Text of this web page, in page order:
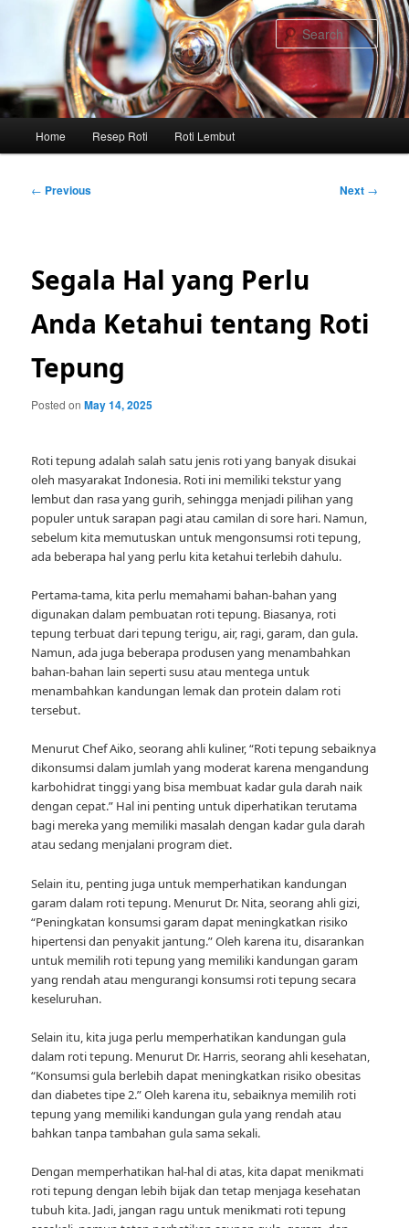
Home Resep Roti Roti Lembut
Post
← Previous Next →
Segala Hal yang Perlu
Anda Ketahui tentang Roti
Tepung
Posted onMay 14, 2025
Roti tepung adalah salah satu jenis roti yang banyak disukai
oleh masyarakat Indonesia. Roti ini memiliki tekstur yang
lembut dan rasa yang gurih, sehingga menjadi pilihan yang
populer untuk sarapan pagi atau camilan di sore hari. Namun,
sebelum kita memutuskan untuk mengonsumsi roti tepung,
ada beberapa hal yang perlu kita ketahui terlebih dahulu.
Pertama-tama, kita perlu memahami bahan-bahan yang
digunakan dalam pembuatan roti tepung. Biasanya, roti
tepung terbuat dari tepung terigu, air, ragi, garam, dan gula.
Namun, ada juga beberapa produsen yang menambahkan
bahan-bahan lain seperti susu atau mentega untuk
menambahkan kandungan lemak dan protein dalam roti
tersebut.
Menurut Chef Aiko, seorang ahli kuliner, “Roti tepung sebaiknya
dikonsumsi dalam jumlah yang moderat karena mengandung
karbohidrat tinggi yang bisa membuat kadar gula darah naik
dengan cepat.” Hal ini penting untuk diperhatikan terutama
bagi mereka yang memiliki masalah dengan kadar gula darah
atau sedang menjalani program diet.
Selain itu, penting juga untuk memperhatikan kandungan
garam dalam roti tepung. Menurut Dr. Nita, seorang ahli gizi,
“Peningkatan konsumsi garam dapat meningkatkan risiko
hipertensi dan penyakit jantung.” Oleh karena itu, disarankan
untuk memilih roti tepung yang memiliki kandungan garam
yang rendah atau mengurangi konsumsi roti tepung secara
keseluruhan.
Selain itu, kita juga perlu memperhatikan kandungan gula
dalam roti tepung. Menurut Dr. Harris, seorang ahli kesehatan,
“Konsumsi gula berlebih dapat meningkatkan risiko obesitas
dan diabetes tipe 2.” Oleh karena itu, sebaiknya memilih roti
tepung yang memiliki kandungan gula yang rendah atau
bahkan tanpa tambahan gula sama sekali.
Dengan memperhatikan hal-hal di atas, kita dapat menikmati
roti tepung dengan lebih bijak dan tetap menjaga kesehatan
tubuh kita. Jadi, jangan ragu untuk menikmati roti tepung